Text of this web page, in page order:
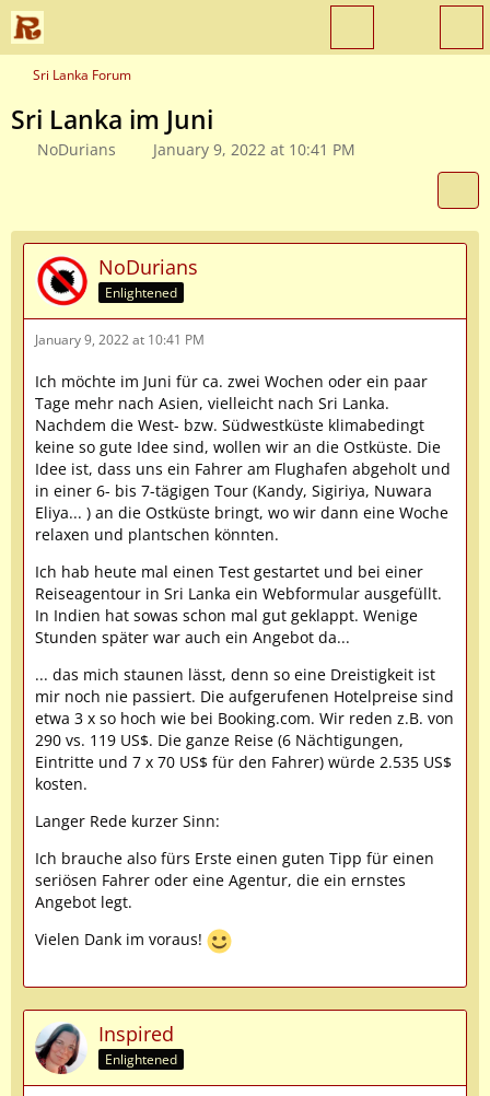
Sri Lanka Forum
Sri Lanka im Juni
NoDurians January 9, 2022 at 10:41 PM
NoDurians
Enlightened
January 9, 2022 at 10:41 PM
Ich möchte im Juni für ca. zwei Wochen oder ein paar
Tage mehr nach Asien, vielleicht nach Sri Lanka.
Nachdem die West- bzw. Südwestküste klimabedingt
keine so gute Idee sind, wollen wir an die Ostküste. Die
Idee ist, dass uns ein Fahrer am Flughafen abgeholt und
in einer 6- bis 7-tägigen Tour (Kandy, Sigiriya, Nuwara
Eliya... ) an die Ostküste bringt, wo wir dann eine Woche
relaxen und plantschen könnten.
Ich hab heute mal einen Test gestartet und bei einer
Reiseagentour in Sri Lanka ein Webformular ausgefüllt.
In Indien hat sowas schon mal gut geklappt. Wenige
Stunden später war auch ein Angebot da...
... das mich staunen lässt, denn so eine Dreistigkeit ist
mir noch nie passiert. Die aufgerufenen Hotelpreise sind
etwa 3 x so hoch wie bei Booking.com. Wir reden z.B. von
290 vs. 119 US$. Die ganze Reise (6 Nächtigungen,
Eintritte und 7 x 70 US$ für den Fahrer) würde 2.535 US$
kosten.
Langer Rede kurzer Sinn:
Ich brauche also fürs Erste einen guten Tipp für einen
seriösen Fahrer oder eine Agentur, die ein ernstes
Angebot legt.
Vielen Dank im voraus!
Inspired
Enlightened